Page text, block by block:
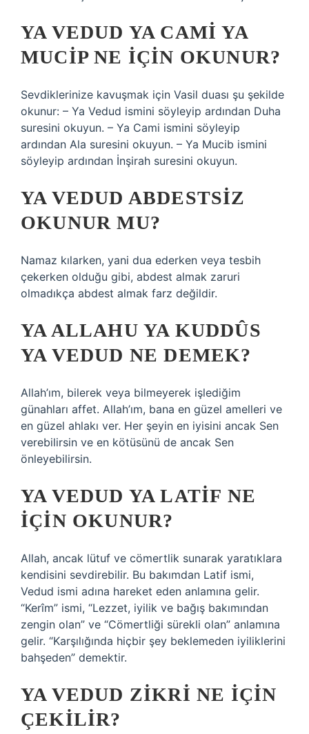
YA VEDUD YA CAMI YA
MUCIP NE IÇIN OKUNUR?
Sevdiklerinize kavuşmak için Vasil duası şu şekilde
okunur: – Ya Vedud ismini söyleyip ardından Duha
suresini okuyun. – Ya Cami ismini söyleyip
ardından Ala suresini okuyun. – Ya Mucib ismini
söyleyip ardından İnşirah suresini okuyun.
YA VEDUD ABDESTSIZ
OKUNUR MU?
Namaz kılarken, yani dua ederken veya tesbih
çekerken olduğu gibi, abdest almak zaruri
olmadıkça abdest almak farz değildir.
YA ALLAHU YA KUDDÛS
YA VEDUD NE DEMEK?
Allah’ım, bilerek veya bilmeyerek işlediğim
günahları affet. Allah’ım, bana en güzel amelleri ve
en güzel ahlakı ver. Her şeyin en iyisini ancak Sen
verebilirsin ve en kötüsünü de ancak Sen
önleyebilirsin.
YA VEDUD YA LATIF NE
IÇIN OKUNUR?
Allah, ancak lütuf ve cömertlik sunarak yaratıklara
kendisini sevdirebilir. Bu bakımdan Latif ismi,
Vedud ismi adına hareket eden anlamına gelir.
“Kerîm” ismi, “Lezzet, iyilik ve bağış bakımından
zengin olan” ve “Cömertliği sürekli olan” anlamına
gelir. “Karşılığında hiçbir şey beklemeden iyiliklerini
bahşeden” demektir.
YA VEDUD ZIKRI NE IÇIN
ÇEKILIR?